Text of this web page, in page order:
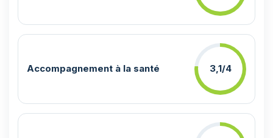
Accompagnement à la santé 3,1/4